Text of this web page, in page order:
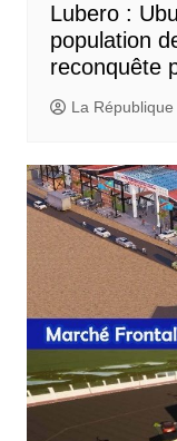
Lubero :
population
reconquête
La République